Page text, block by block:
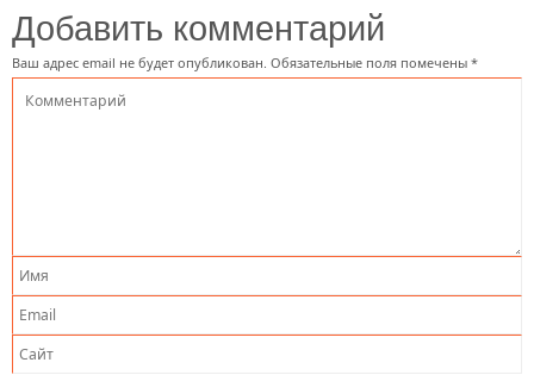
Добавить комментарий
Ваш адрес email не будет опубликован. Обязательные поля помечены *